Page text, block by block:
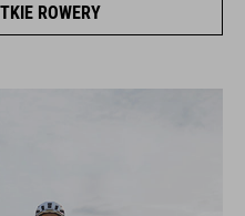
ROWERY